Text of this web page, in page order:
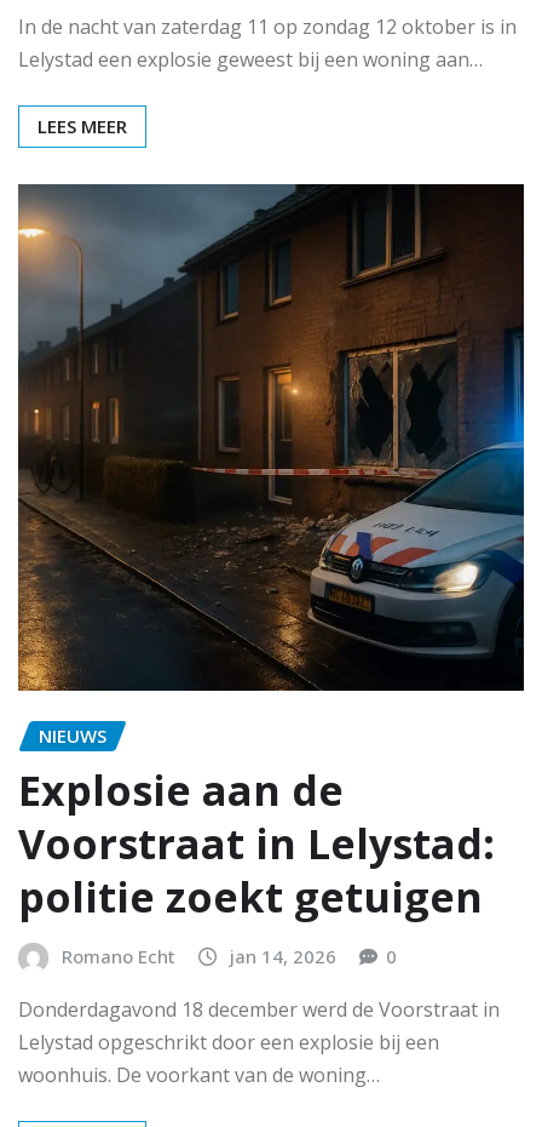
In de nacht van zaterdag 11 op zondag 12 oktober is in
Lelystad een explosie geweest bij een woning aan…
LEES MEER
NIEUWS
Explosie aan de
Voorstraat in Lelystad:
politie zoekt getuigen
Romano Echt jan 14, 2026 0
Donderdagavond 18 december werd de Voorstraat in
Lelystad opgeschrikt door een explosie bij een
woonhuis. De voorkant van de woning…